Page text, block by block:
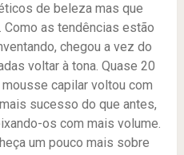
de beleza mas que
Como as tendências estão
chegou a vez do
voltar à tona. Quase 20
capilar voltou com
sucesso do que antes,
os com mais volume.
um pouco mais sobre